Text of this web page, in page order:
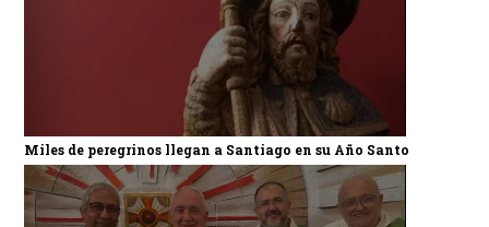
Miles de peregrinos llegan a Santiago en su Año Santo